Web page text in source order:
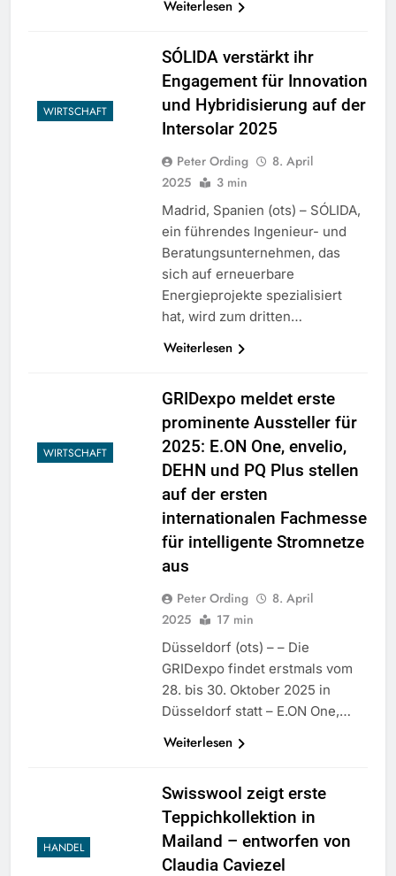
Weiterlesen
WIRTSCHAFT
SÓLIDA verstärkt ihr
Engagement für Innovation
und Hybridisierung auf der
Intersolar 2025
Peter Ording
8. April
2025
3 min
Madrid, Spanien (ots) – SÓLIDA,
ein führendes Ingenieur- und
Beratungsunternehmen, das
sich auf erneuerbare
Energieprojekte spezialisiert
hat, wird zum dritten…
Weiterlesen
WIRTSCHAFT
GRIDexpo meldet erste
prominente Aussteller für
2025: E.ON One, envelio,
DEHN und PQ Plus stellen
auf der ersten
internationalen Fachmesse
für intelligente Stromnetze
aus
Peter Ording
8. April
2025
17 min
Düsseldorf (ots) – – Die
GRIDexpo findet erstmals vom
28. bis 30. Oktober 2025 in
Düsseldorf statt – E.ON One,…
Weiterlesen
HANDEL
Swisswool zeigt erste
Teppichkollektion in
Mailand – entworfen von
Claudia Caviezel